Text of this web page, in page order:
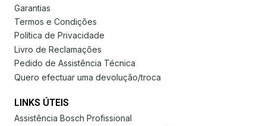
Garantias
Termos e Condições
Política de Privacidade
Livro de Reclamações
Pedido de Assistência Técnica
Quero efectuar uma devolução/troca
LINKS ÚTEIS
Assistência Bosch Profissional